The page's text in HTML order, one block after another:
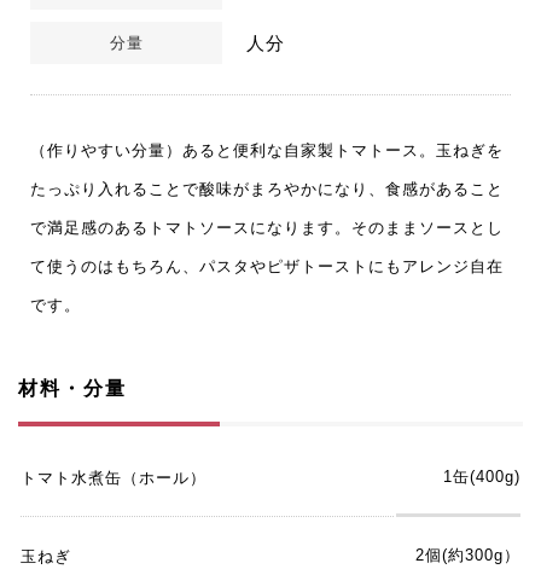
分量 人分
（作りやすい分量）あると便利な自家製トマトース。玉ねぎを
たっぷり入れることで酸味がまろやかになり、食感があること
で満足感のあるトマトソースになります。そのままソースとし
て使うのはもちろん、パスタやピザトーストにもアレンジ自在
です。
材料・分量
トマト水煮缶（ホール） 1缶(400g)
玉ねぎ 2個(約300g）